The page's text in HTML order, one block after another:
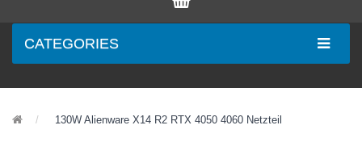
CATEGORIES
130W Alienware X14 R2 RTX 4050 4060 Netzteil